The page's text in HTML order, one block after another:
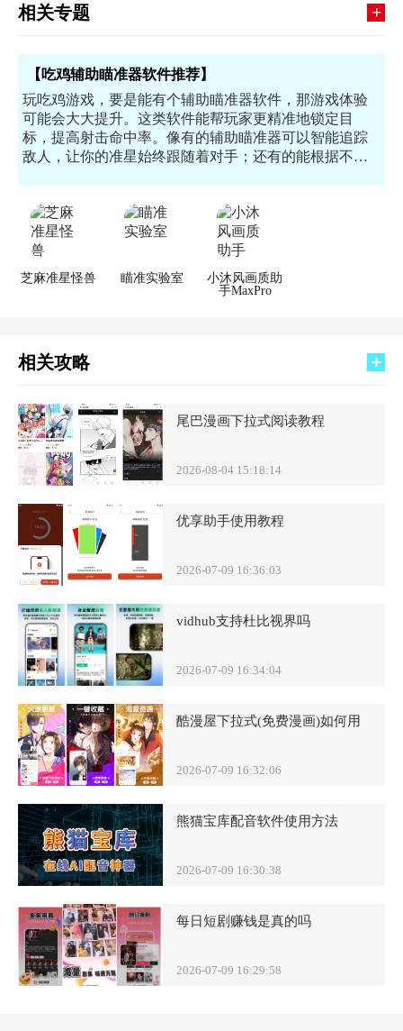
相关专题 +
【吃鸡辅助瞄准器软件推荐】
玩吃鸡游戏，要是能有个辅助瞄准器软件，那游戏体验
可能会大大提升。这类软件能帮玩家更精准地锁定目
标，提高射击命中率。像有的辅助瞄准器可以智能追踪
敌人，让你的准星始终跟随着对手；还有的能根据不同
吃鸡爱好者不可忽视的软件清单。
芝麻准星怪兽 瞄准实验室
小沐风画质助
手MaxPro
相关攻略
尾巴漫画下拉式阅读教程
2026-08-04 15:18:14
优享助手使用教程
2026-07-09 16:36:03
vidhub支持杜比视界吗
2026-07-09 16:34:04
酷漫屋下拉式(免费漫画)如何用
2026-07-09 16:32:06
熊猫宝库配音软件使用方法
2026-07-09 16:30:38
每日短剧赚钱是真的吗
2026-07-09 16:29:58